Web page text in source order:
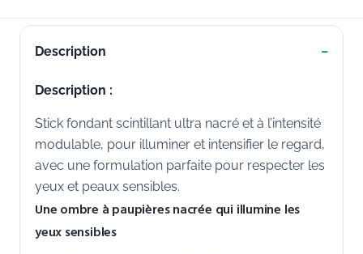
Description
Description :
Stick fondant scintillant ultra nacré et à l’intensité
modulable, pour illuminer et intensifier le regard,
avec une formulation parfaite pour respecter les
yeux et peaux sensibles.
Une ombre à paupières nacrée qui illumine les
yeux sensibles